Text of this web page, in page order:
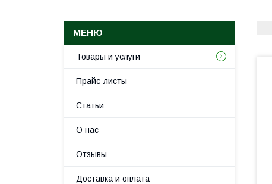
Товары и услуги
Прайс-листы
Статьи
О нас
Отзывы
Доставка и оплата